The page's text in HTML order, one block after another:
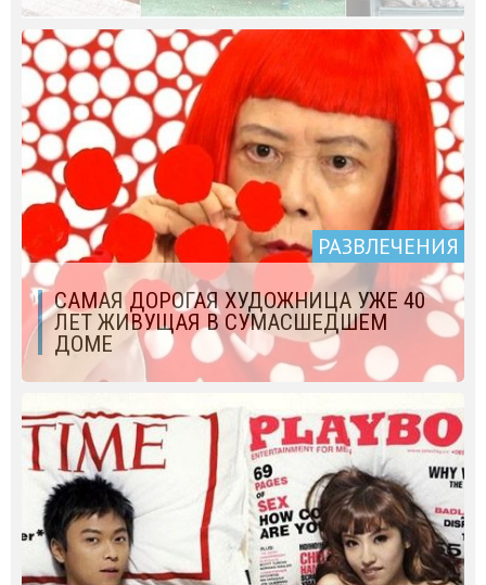
РАЗВЛЕЧЕНИЯ
САМАЯ ДОРОГАЯ ХУДОЖНИЦА УЖЕ 40
ЛЕТ ЖИВУЩАЯ В СУМАСШЕДШЕМ
ДОМЕ